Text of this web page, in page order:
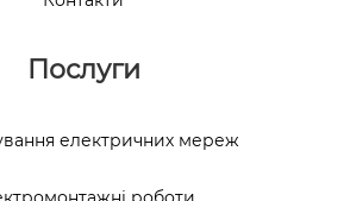
Послуги
електричних мереж